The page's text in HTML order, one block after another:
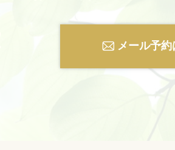
メール予